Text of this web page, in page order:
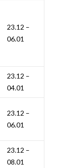
23.12 –
06.01
23.12 –
04.01
23.12 –
06.01
23.12 –
08.01